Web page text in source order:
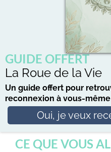
GUIDE OFFERT
La Roue de la Vie
Un guide offert pour
reconnexion à vous-même
Oui, je veux
CE QUE VOUS